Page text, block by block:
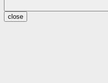
close